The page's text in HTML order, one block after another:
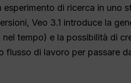
esperimento di ricerca in uno
Veo 3.1 introduce la
tempo) e la possibilità di
flusso di lavoro per passare